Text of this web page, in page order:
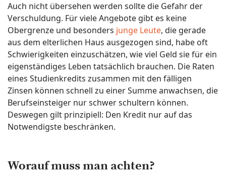
Auch nicht übersehen werden sollte die Gefahr der
Verschuldung. Für viele Angebote gibt es keine
Obergrenze und besonders junge Leute, die gerade
aus dem elterlichen Haus ausgezogen sind, habe oft
Schwierigkeiten einzuschätzen, wie viel Geld sie für ein
eigenständiges Leben tatsächlich brauchen. Die Raten
eines Studienkredits zusammen mit den fälligen
Zinsen können schnell zu einer Summe anwachsen, die
Berufseinsteiger nur schwer schultern können.
Deswegen gilt prinzipiell: Den Kredit nur auf das
Notwendigste beschränken.
Worauf muss man achten?